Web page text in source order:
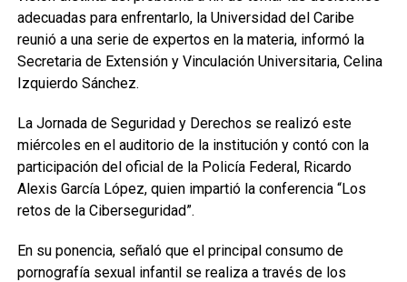
adecuadas para enfrentarlo, la Universidad del Caribe
reunió a una serie de expertos en la materia, informó la
Secretaria de Extensión y Vinculación Universitaria, Celina
Izquierdo Sánchez.
La Jornada de Seguridad y Derechos se realizó este
miércoles en el auditorio de la institución y contó con la
participación del oficial de la Policía Federal, Ricardo
Alexis García López, quien impartió la conferencia “Los
retos de la Ciberseguridad”.
En su ponencia, señaló que el principal consumo de
pornografía sexual infantil se realiza a través de los